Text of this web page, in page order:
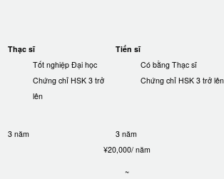
Thạc sĩ
Tiến sĩ
Tốt nghiệp Đại học
Chứng chỉ HSK 3 trở
lên
Có bằng Thạc sĩ
Chứng chỉ HSK 3 trở lên
3 năm
3 năm
¥20,000/ năm
~